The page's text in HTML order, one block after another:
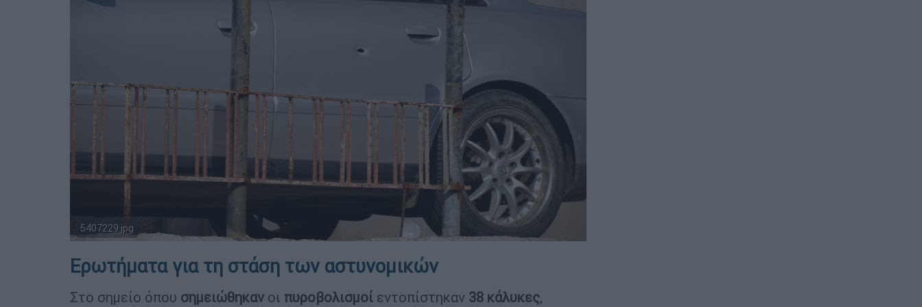
5407229.jpg
Ερωτήματα για τη στάση των αστυνομικών
Στο σημείο όπου σημειώθηκαν οι πυροβολισμοί εντοπίστηκαν 38 κάλυκες,